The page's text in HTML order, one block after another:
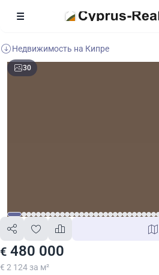
Недвижимость на Кипре
30
€ 480 000
€ 2 124 за м²